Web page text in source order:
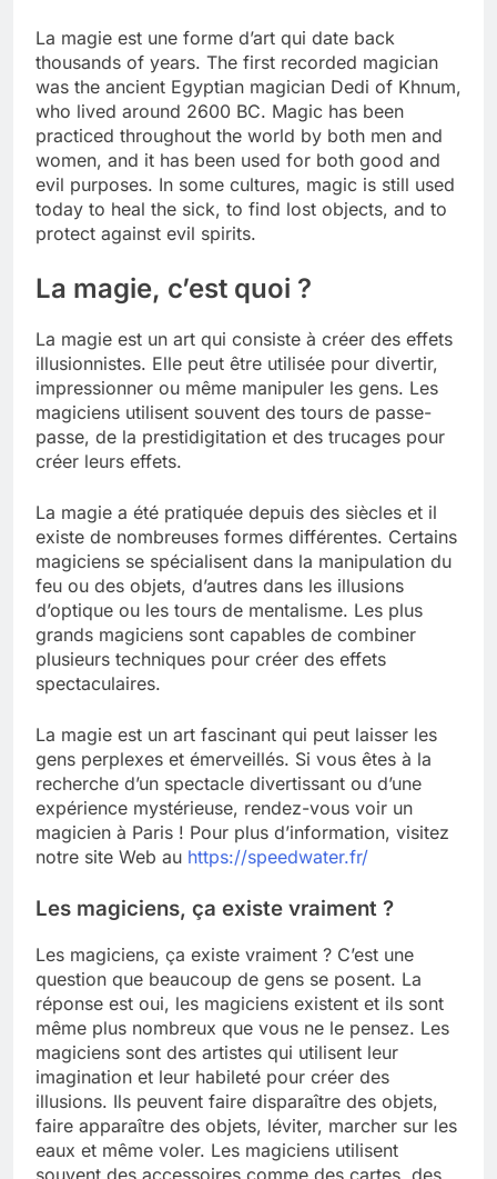
La magie est une forme d’art qui date back
thousands of years. The first recorded magician
was the ancient Egyptian magician Dedi of Khnum,
who lived around 2600 BC. Magic has been
practiced throughout the world by both men and
women, and it has been used for both good and
evil purposes. In some cultures, magic is still used
today to heal the sick, to find lost objects, and to
protect against evil spirits.
La magie, c’est quoi ?
La magie est un art qui consiste à créer des effets
illusionnistes. Elle peut être utilisée pour divertir,
impressionner ou même manipuler les gens. Les
magiciens utilisent souvent des tours de passe-
passe, de la prestidigitation et des trucages pour
créer leurs effets.
La magie a été pratiquée depuis des siècles et il
existe de nombreuses formes différentes. Certains
magiciens se spécialisent dans la manipulation du
feu ou des objets, d’autres dans les illusions
d’optique ou les tours de mentalisme. Les plus
grands magiciens sont capables de combiner
plusieurs techniques pour créer des effets
spectaculaires.
La magie est un art fascinant qui peut laisser les
gens perplexes et émerveillés. Si vous êtes à la
recherche d’un spectacle divertissant ou d’une
expérience mystérieuse, rendez-vous voir un
magicien à Paris ! Pour plus d’information, visitez
notre site Web au https://speedwater.fr/
Les magiciens, ça existe vraiment ?
Les magiciens, ça existe vraiment ? C’est une
question que beaucoup de gens se posent. La
réponse est oui, les magiciens existent et ils sont
même plus nombreux que vous ne le pensez. Les
magiciens sont des artistes qui utilisent leur
imagination et leur habileté pour créer des
illusions. Ils peuvent faire disparaître des objets,
faire apparaître des objets, léviter, marcher sur les
eaux et même voler. Les magiciens utilisent
souvent des accessoires comme des cartes, des